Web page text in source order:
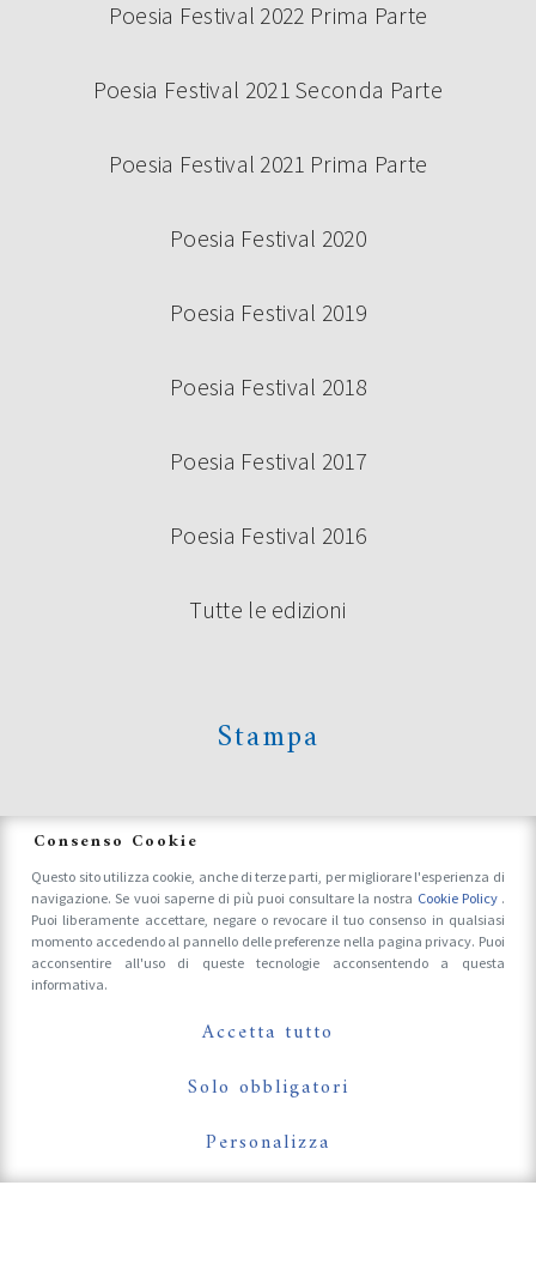
Poesia Festival 2022 Prima Parte
Poesia Festival 2021 Seconda Parte
Poesia Festival 2021 Prima Parte
Poesia Festival 2020
Poesia Festival 2019
Poesia Festival 2018
Poesia Festival 2017
Poesia Festival 2016
Tutte le edizioni
Stampa
Accrediti Stampa e Fotografi
Follow Us On
Consenso Cookie
Questo sito utilizza cookie, anche di terze parti, per migliorare l'esperienza di
navigazione. Se vuoi saperne di più puoi consultare la nostra Cookie Policy .
Puoi liberamente accettare, negare o revocare il tuo consenso in qualsiasi
momento accedendo al pannello delle preferenze nella pagina privacy. Puoi
acconsentire all'uso di queste tecnologie acconsentendo a questa
informativa.
Accetta tutto
Solo obbligatori
Personalizza